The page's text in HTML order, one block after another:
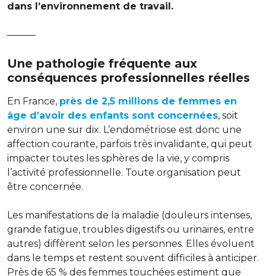
dans l’environnement de travail.
———
Une pathologie fréquente aux
conséquences professionnelles réelles
En France, près de 2,5 millions de femmes en
âge d’avoir des enfants sont concernées, soit
environ une sur dix. L’endométriose est donc une
affection courante, parfois très invalidante, qui peut
impacter toutes les sphères de la vie, y compris
l’activité professionnelle. Toute organisation peut
être concernée.
Les manifestations de la maladie (douleurs intenses,
grande fatigue, troubles digestifs ou urinaires, entre
autres) diffèrent selon les personnes. Elles évoluent
dans le temps et restent souvent difficiles à anticiper.
Près de 65 % des femmes touchées estiment que